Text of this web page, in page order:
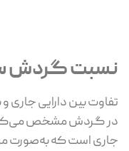
نسبت گردش
تفاوت بین دارایی
در گردش مشخص می‌کند.
جاری است که به‌صورت